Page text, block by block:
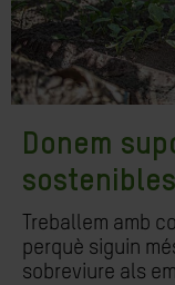
Donem
sostenibles
Treballem amb
perquè siguin
sobreviure als